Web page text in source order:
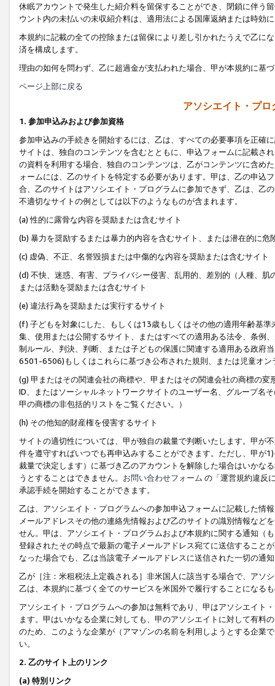
休眠アカウントで発生した紹介料を留保することができ、閉鎖に伴う
ウント内の未払いの未収紹介料は、適用法による国庫返納または時効
本規約に記載の全ての控除または留保により差し引かれたうえで乙に
済を構成します。
理由の如何を問わず、乙に超過金が支払われた場合、甲が本規約に基
ページ上部に戻る
アソシエイト・プ
1. 参加申込みおよび参加資格
参加申込みの手続きを開始するには、乙は、すべての必要事項を正確
サイトは、独自のコンテンツを含むとともに、申込フォームに記載さ
の資料を利用する場合、独自のコンテンツは、乙がコンテンツに含め
ォームには、乙のサイトを特定する必要があります。甲は、乙の申込
合、乙のサイトはアソシエイト・プログラムに参加できず、乙は、乙
不適切なサイトの例としては以下のようなものが含まれます。
(a) 性的に露骨な内容を奨励または含むサイト
(b) 暴力を奨励するまたは暴力的内容を含むサイト、または潜在的に
(c) 虚偽、不正、名誉毀損または中傷的な内容を奨励または含むサイト
(d) 不快、迷惑、有害、プライバシー侵害、乱用的、差別的（人種、
または活動を奨励または含むサイト
(e) 違法行為を奨励または実行するサイト
(f) 子どもを対象にした、もしくは13歳もしくはその他の適用年齢基
集、使用または公開するサイト、またはすべての適用ある法令、条例
制ルール、判決、判断、または子どもの保護に関連する適用ある政府
6501-6506)もしくはこれらに基づき公布された規則、または児童オン
(g) 甲またはその関連会社の商標や、甲またはその関連会社の商標の
ID、またはソーシャルネットワークサイトのユーザー名、グループ名
甲の商標の非包括的リストをご覧ください。）
(h) その他知的財産権を侵害するサイト
サイトの適切性については、甲が独自の裁量で判断いたします。甲が
件を遵守すればいつでも再申込みすることができます。ただし、甲が
裁量で決定します）に基づき乙のアカウントを解除した場合はいかな
うとすることはできません。 お問い合わせフォーム の「運営規約違反
承認手続を開始することができます。
乙は、アソシエイト・プログラムへの参加申込フォームに記載した情
メールアドレスその他の連絡先情報および乙のサイトの識別情報など
せん。甲は、アソシエイト・プログラムおよび本規約に関する通知（
登録されたその時点で最新の電子メールアドレス宛てに送信すること
なった場合でも、乙は当該電子メールアドレスに送信された一切の通
乙が［注：米租税法上定義される］非米国人に該当する場合で、アソ
乙は、本規約に基づく全てのサービスを米国外で履行することになる
アソシエイト・プログラムへの参加は無料であり、甲はアソシエイト
ます。甲はいかなる企業に対しても、甲のアソシエイトに対して有料
のため、このような企業が（アマゾンの名前を利用しようとする企業
い。
2. 乙のサイト上のリンク
(a) 特別リンク